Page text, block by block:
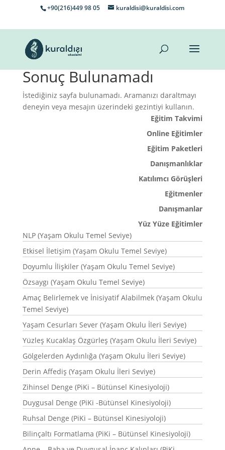
+90(216)449 98 05 kuraldisi@kuraldisi.com
Sonuç Bulunamadı
İstediğiniz sayfa bulunamadı. Aramanızı daraltmayı
deneyin veya mesajın üzerindeki gezintiyi kullanın.
Eğitim Takvimi
Online Eğitimler
Eğitim Paketleri
Danışmanlıklar
Katılımcı Görüşleri
Eğitmenler
Danışmanlar
Yüz Yüze Eğitimler
NLP (Yaşam Okulu Temel Seviye)
Etkisel İletişim (Yaşam Okulu Temel Seviye)
Doyumlu İlişkiler (Yaşam Okulu Temel Seviye)
Özsaygı (Yaşam Okulu Temel Seviye)
Amaç Belirlemek ve İnisiyatif Alabilmek (Yaşam Okulu
Temel Seviye)
Yaşam Cesurları Sever (Yaşam Okulu İleri Seviye)
Yüzleş Kucaklaş Özgürleş (Yaşam Okulu İleri Seviye)
Gölgelerden Aydınlığa (Yaşam Okulu İleri Seviye)
Derin Affediş (Yaşam Okulu İleri Seviye)
Zihinsel Denge (PiKi – Bütünsel Kinesiyoloji)
Duygusal Denge (PiKi -Bütünsel Kinesiyoloji)
Ruhsal Denge (PiKi – Bütünsel Kinesiyoloji)
Bilinçaltı Formatlama (PiKi – Bütünsel Kinesiyoloji)